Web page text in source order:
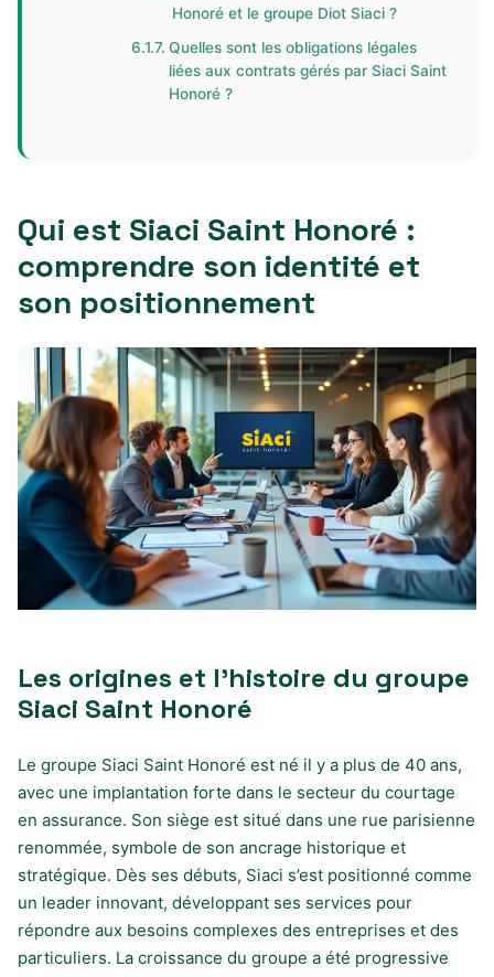
Honoré et le groupe Diot Siaci ?
Quelles sont les obligations légales
liées aux contrats gérés par Siaci Saint
Honoré ?
Qui est Siaci Saint Honoré :
comprendre son identité et
son positionnement
Les origines et l’histoire du groupe
Siaci Saint Honoré
Le groupe Siaci Saint Honoré est né il y a plus de 40 ans,
avec une implantation forte dans le secteur du courtage
en assurance. Son siège est situé dans une rue parisienne
renommée, symbole de son ancrage historique et
stratégique. Dès ses débuts, Siaci s’est positionné comme
un leader innovant, développant ses services pour
répondre aux besoins complexes des entreprises et des
particuliers. La croissance du groupe a été progressive